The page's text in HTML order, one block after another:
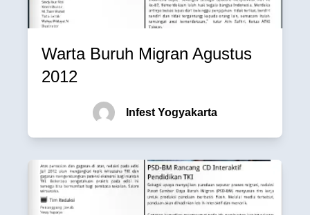
Warta Buruh Migran Agustus
2012
Infest Yogyakarta